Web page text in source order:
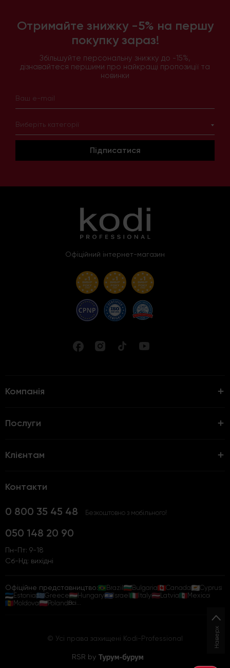
Отримайте знижку -5% на першу
покупку зараз!
Збільшуйте персональну знижку до -15%,
дізнавайтеся першими про найкращі пропозиції та
новинки
Виберіть категорії
Підписатися
Офіційний інтернет-магазин
Компанія
Послуги
Клієнтам
Контакти
0 800 35 45 48 Безкоштовно з мобільного!
050 148 20 90
Пн-Пт: 9-18
Сб-Нд: вихідні
Офіційне представництво: Brazil Bulgaria Canada
Cyprus
Estonia
Greece Hungary Israel Italy Latvia
Mexico
Moldova
Poland Всі...
© Усі права захищені Kodi-Professional
RSR by
Наверх